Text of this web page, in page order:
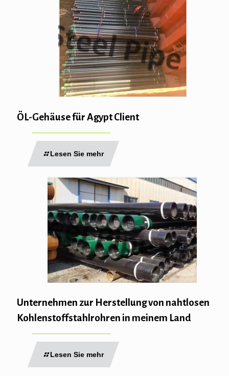
ÖL-Gehäuse für Agypt Client
Lesen Sie mehr
Unternehmen zur Herstellung von nahtlosen
Kohlenstoffstahlrohren in meinem Land
Lesen Sie mehr